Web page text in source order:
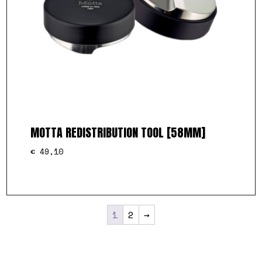
MOTTA REDISTRIBUTION TOOL [58MM]
€ 49,10
1 2 →